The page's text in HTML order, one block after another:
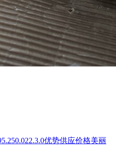
优势供应价格美丽